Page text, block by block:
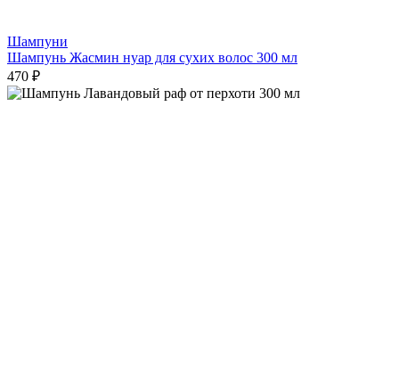
Шампуни
Шампунь Жасмин нуар для сухих волос 300 мл
470 ₽